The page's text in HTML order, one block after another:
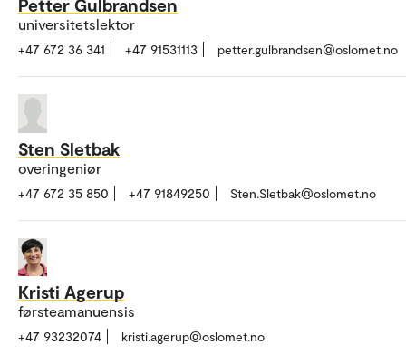
Petter Gulbrandsen
universitetslektor
+47 672 36 341 +47 91531113 petter.gulbrandsen@oslomet.no
Sten Sletbak
overingeniør
+47 672 35 850 +47 91849250 Sten.Sletbak@oslomet.no
Kristi Agerup
førsteamanuensis
+47 93232074 kristi.agerup@oslomet.no